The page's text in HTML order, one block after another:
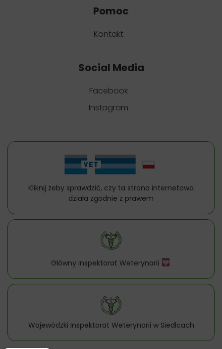
Pomoc
Kontakt
Social Media
Facebook
Instagram
Kliknij żeby sprawdzić, czy ta strona internetowa
działa zgodnie z prawem
Główny Inspektorat Weterynarii
Wojewódzki Inspektorat Weterynarii w Siedlcach